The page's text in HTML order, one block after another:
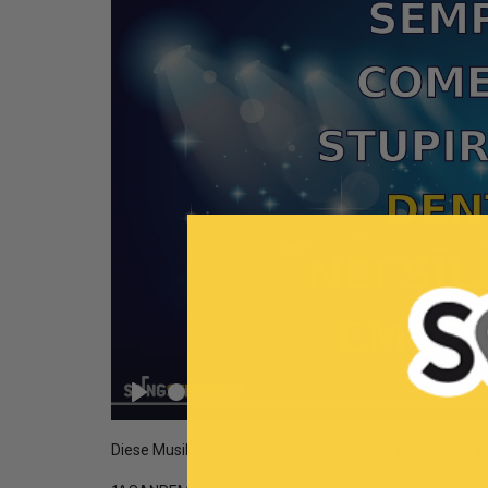
Play
Seek
Diese Musikbase ist ein Cover des Songs